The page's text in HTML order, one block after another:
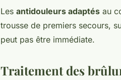
Les antidouleurs adaptés au
trousse de premiers secours,
peut pas être immédiate.
Traitement des